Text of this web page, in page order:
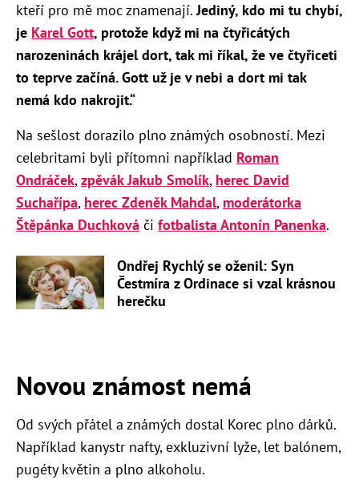
kteří pro mě moc znamenají.Jediný, kdo mi tu chybí,
je Karel Gott, protože když mi na čtyřicátých
narozeninách krájel dort, tak mi říkal, že ve čtyřiceti
to teprve začíná. Gott už je v nebi a dort mi tak
nemá kdo nakrojit.“
Na sešlost dorazilo plno známých osobností. Mezi
celebritami byli přítomni například Roman
Ondráček,zpěvák Jakub Smolík, herec David
Suchařípa, herec Zdeněk Mahdal, moderátorka
Štěpánka Duchková či fotbalista Antonín Panenka.
Ondřej Rychlý se oženil: Syn
Čestmíra z Ordinace si vzal krásnou
herečku
Novou známost nemá
Od svých přátel a známých dostal Korec plno dárků.
Například kanystr nafty, exkluzivní lyže, let balónem,
pugéty květin a plno alkoholu.